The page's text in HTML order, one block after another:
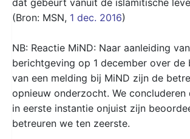
(Bron: MSN, 1 dec. 2016)
NB: Reactie MiND: Naar aanleiding
berichtgeving op 1 december over de
van een melding bij MiND zijn de
opnieuw onderzocht. We
in eerste instantie onjuist zijn
betreuren we ten zeerste.